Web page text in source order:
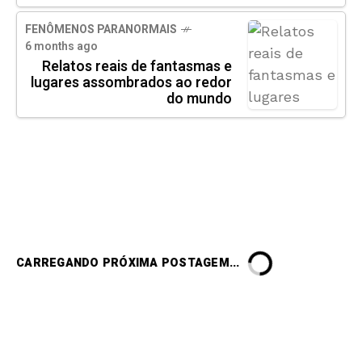
FENÔMENOS PARANORMAIS
6 months ago
Relatos reais de fantasmas e
lugares assombrados ao redor
do mundo
CARREGANDO PRÓXIMA POSTAGEM...